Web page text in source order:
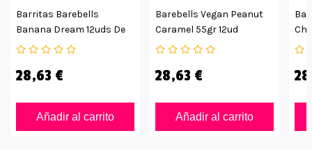
Barritas Barebells
Banana Dream 12uds De
55grs
28,63 €
Añadir al carrito
Barebells Vegan Peanut
Caramel 55gr 12ud
28,63 €
Añadir al carrito